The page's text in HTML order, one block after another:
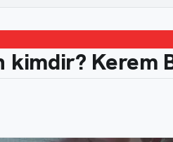
kimdir? Kerem